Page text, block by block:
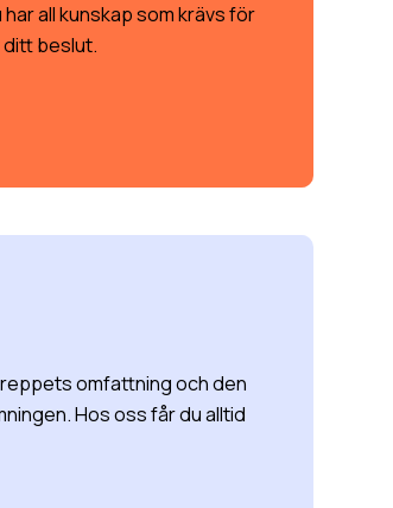
all kunskap som krävs för
beslut.
omfattning och den
Hos oss får du alltid